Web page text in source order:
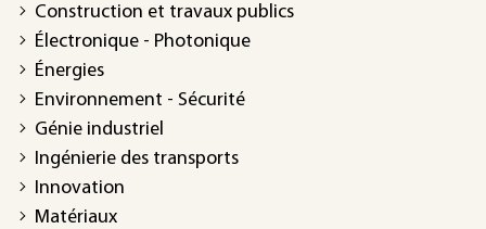
Construction et travaux publics
Électronique - Photonique
Énergies
Environnement - Sécurité
Génie industriel
Ingénierie des transports
Innovation
Matériaux